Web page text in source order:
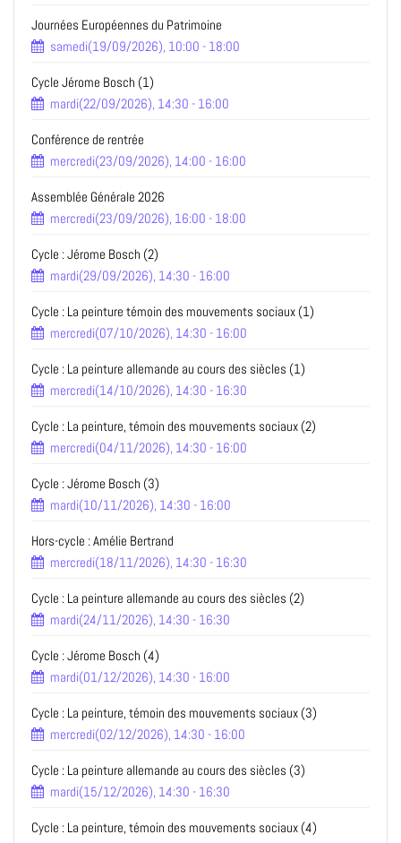
Journées Européennes du Patrimoine
samedi(19/09/2026), 10:00 - 18:00
Cycle Jérome Bosch (1)
mardi(22/09/2026), 14:30 - 16:00
Conférence de rentrée
mercredi(23/09/2026), 14:00 - 16:00
Assemblée Générale 2026
mercredi(23/09/2026), 16:00 - 18:00
Cycle : Jérome Bosch (2)
mardi(29/09/2026), 14:30 - 16:00
Cycle : La peinture témoin des mouvements sociaux (1)
mercredi(07/10/2026), 14:30 - 16:00
Cycle : La peinture allemande au cours des siècles (1)
mercredi(14/10/2026), 14:30 - 16:30
Cycle : La peinture, témoin des mouvements sociaux (2)
mercredi(04/11/2026), 14:30 - 16:00
Cycle : Jérome Bosch (3)
mardi(10/11/2026), 14:30 - 16:00
Hors-cycle : Amélie Bertrand
mercredi(18/11/2026), 14:30 - 16:30
Cycle : La peinture allemande au cours des siècles (2)
mardi(24/11/2026), 14:30 - 16:30
Cycle : Jérome Bosch (4)
mardi(01/12/2026), 14:30 - 16:00
Cycle : La peinture, témoin des mouvements sociaux (3)
mercredi(02/12/2026), 14:30 - 16:00
Cycle : La peinture allemande au cours des siècles (3)
mardi(15/12/2026), 14:30 - 16:30
Cycle : La peinture, témoin des mouvements sociaux (4)